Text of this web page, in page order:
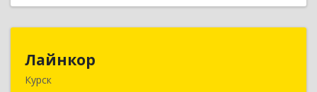
Лайнкор
Курск
305021, Курская обл, Курск г, Победы пр-кт, дом